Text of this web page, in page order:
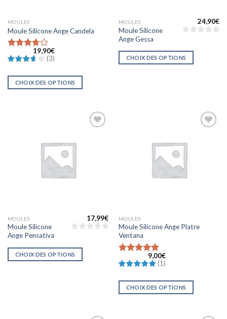
MOULES
Moule Silicone Ange Candela
Note
3.6666666666666667
19,90€
(3)
CHOIX DES OPTIONS
MOULES
Moule Silicone
Ange Gessa
24,90€
CHOIX DES OPTIONS
MOULES
Moule Silicone
Ange Pensativa
17,99€
CHOIX DES OPTIONS
MOULES
Moule Silicone Ange Platre
Ventana
Note
5.0000000000000000
9,00€
(1)
CHOIX DES OPTIONS